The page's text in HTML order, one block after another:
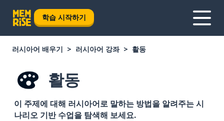
학습 시작하기
러시아어 배우기 러시아어 강좌 활동
활동
이 주제에 대해 러시아어로 말하는 방법을 알려주는 시
나리오 기반 수업을 탐색해 보세요.